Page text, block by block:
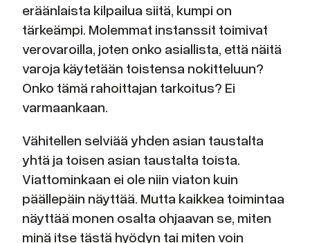
eräänlaista kilpailua siitä, kumpi on
tärkeämpi. Molemmat instanssit toimivat
verovaroilla, joten onko asiallista, että näitä
varoja käytetään toistensa nokitteluun?
Onko tämä rahoittajan tarkoitus? Ei
varmaankaan.
Vähitellen selviää yhden asian taustalta
yhtä ja toisen asian taustalta toista.
Viattominkaan ei ole niin viaton kuin
päällepäin näyttää. Mutta kaikkea toimintaa
näyttää monen osalta ohjaavan se, miten
minä itse tästä hyödyn tai miten voin